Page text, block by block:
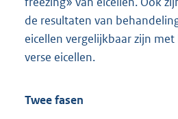
de resultaten van
eicellen vergelijkbaar zijn
verse eicellen.
Twee fasen